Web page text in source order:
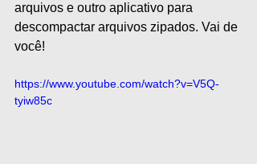
arquivos e outro aplicativo para
descompactar arquivos zipados. Vai de
você!
https://www.youtube.com/watch?v=V5Q-
tyiw85c